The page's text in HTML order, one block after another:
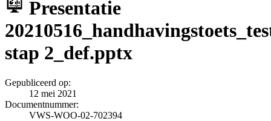
Presentatie
stap 2_def.pptx
Gepubliceerd op:
12 mei 2021
Documentnummer:
VWS-WOO-02-702394